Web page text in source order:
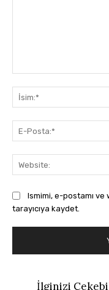
Ismimi, e-postamı
tarayıcıya kaydet.
İlginizi